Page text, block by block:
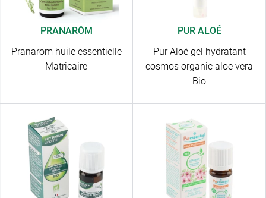
PRANARÔM
Pranarom huile essentielle
Matricaire
PUR ALOÉ
Pur Aloé gel hydratant
cosmos organic aloe vera
Bio